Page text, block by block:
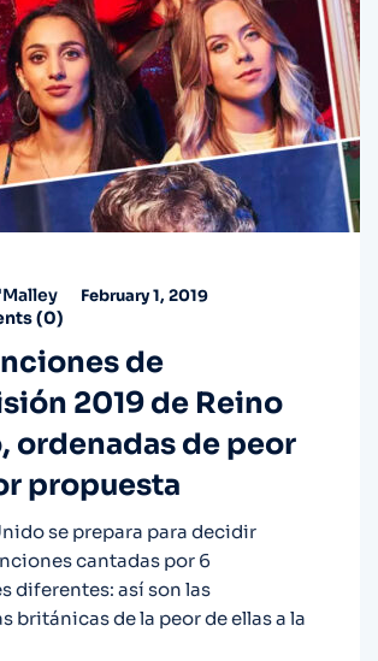
February 1, 2019
(0)
de
2019 de Reino
ordenadas de peor
propuesta
se prepara para decidir
cantadas por 6
diferentes: así son las
británicas de la peor de ellas a la